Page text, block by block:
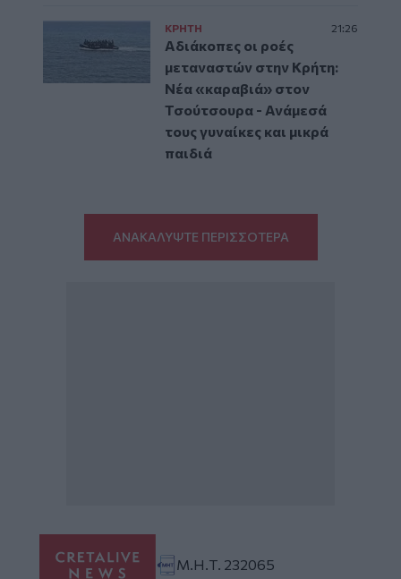
ΚΡΗΤΗ 21:26
Αδιάκοπες οι ροές
μεταναστών στην Κρήτη:
Νέα «καραβιά» στον
Τσούτσουρα - Ανάμεσά
τους γυναίκες και μικρά
παιδιά
ΑΝΑΚΑΛΥΨΤΕ ΠΕΡΙΣΣΟΤΕΡΑ
Μ.Η.Τ. 232065